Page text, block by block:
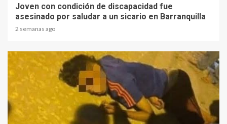
Joven con condición de discapacidad fue
asesinado por saludar a un sicario en Barranquilla
2 semanas ago